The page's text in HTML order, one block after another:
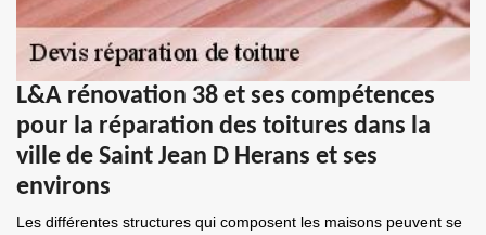
L&A rénovation 38 et ses compétences
pour la réparation des toitures dans la
ville de Saint Jean D Herans et ses
environs
Les différentes structures qui composent les maisons peuvent se